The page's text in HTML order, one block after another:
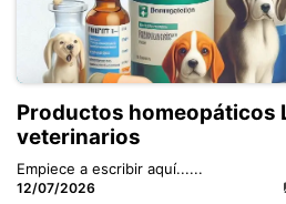
Productos homeopáticos
veterinarios
Empiece a escribir aquí......
12/07/2026